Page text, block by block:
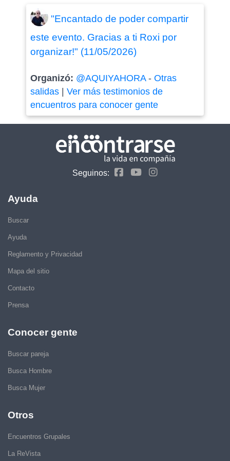
"Encantado de poder compartir
este evento. Gracias a ti Roxi por
organizar!" (11/05/2026)
Organizó: @AQUIYAHORA- Otras
salidas| Ver más testimonios de
encuentros para conocer gente
Seguinos:
Ayuda
Buscar
Ayuda
Reglamento y Privacidad
Mapa del sitio
Contacto
Prensa
Conocer gente
Buscar pareja
Busca Hombre
Busca Mujer
Otros
Encuentros Grupales
La ReVista